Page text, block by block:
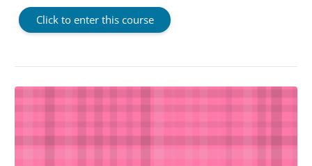
Click to enter this course